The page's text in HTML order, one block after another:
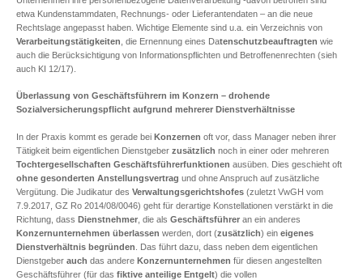
etwa Kundenstammdaten, Rechnungs- oder Lieferantendaten – an die neue
Rechtslage angepasst haben. Wichtige Elemente sind u.a. ein Verzeichnis von
Verarbeitungstätigkeiten , die Ernennung eines Datenschutzbeauftragten wie
auch die Berücksichtigung von Informationspflichten und Betroffenenrechten (sieh
auch KI 12/17).
Überlassung von Geschäftsführern im Konzern – drohende
Sozialversicherungspflicht aufgrund mehrerer Dienstverhältnisse
In der Praxis kommt es gerade bei Konzernen oft vor, dass Manager neben ihrer
Tätigkeit beim eigentlichen Dienstgeber zusätzlich noch in einer oder mehreren
Tochtergesellschaften Geschäftsführerfunktionen ausüben. Dies geschieht oft
ohne gesonderten Anstellungsvertrag und ohne Anspruch auf zusätzliche
Vergütung. Die Judikatur des Verwaltungsgerichtshofes (zuletzt VwGH vom
7.9.2017, GZ Ro 2014/08/0046) geht für derartige Konstellationen verstärkt in die
Richtung, dass Dienstnehmer , die als Geschäftsführer an ein anderes
Konzernunternehmen überlassen werden, dort (zusätzlich) ein eigenes
Dienstverhältnis begründen . Das führt dazu, dass neben dem eigentlichen
Dienstgeber auch das andere Konzernunternehmen für diesen angestellten
Geschäftsführer (für das fiktive anteilige Entgelt) die vollen